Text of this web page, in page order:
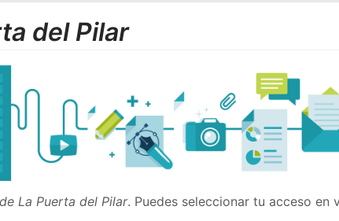
del Pilar
La Puerta del Pilar. Puedes seleccionar tu acceso en